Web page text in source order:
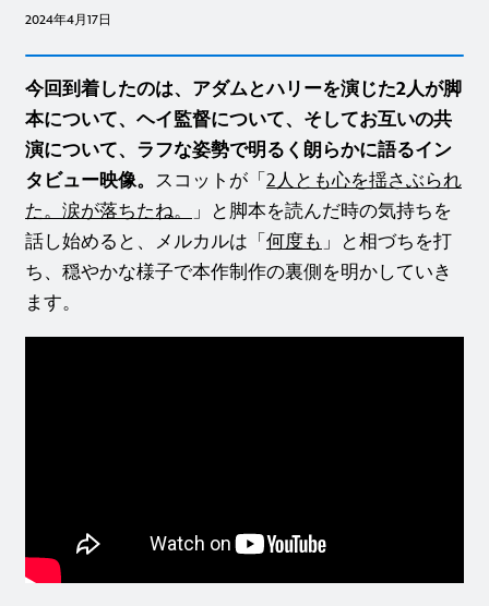
2024年4月17日
今回到着したのは、アダムとハリーを演じた2人が脚
本について、ヘイ監督について、そしてお互いの共
演について、ラフな姿勢で明るく朗らかに語るイン
タビュー映像。 スコットが「 2人とも心を揺さぶられ
た。涙が落ちたね。
」と脚本を読んだ時の気持ちを
話し始めると、メルカルは「 何度も 」と相づちを打
ち、穏やかな様子で本作制作の裏側を明かしていき
ます。